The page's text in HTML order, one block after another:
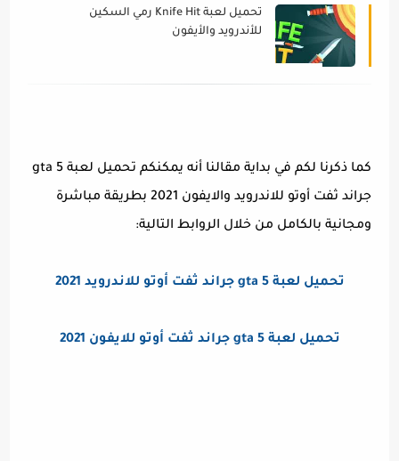
تحميل لعبة Knife Hit رمي السكين
للأندرويد والأيفون
كما ذكرنا لكم في بداية مقالنا أنه يمكنكم تحميل لعبة gta 5
جراند ثفت أوتو للاندرويد والايفون 2021 بطريقة مباشرة
ومجانية بالكامل من خلال الروابط التالية:
تحميل لعبة gta 5 جراند ثفت أوتو للاندرويد 2021
تحميل لعبة gta 5 جراند ثفت أوتو للايفون 2021